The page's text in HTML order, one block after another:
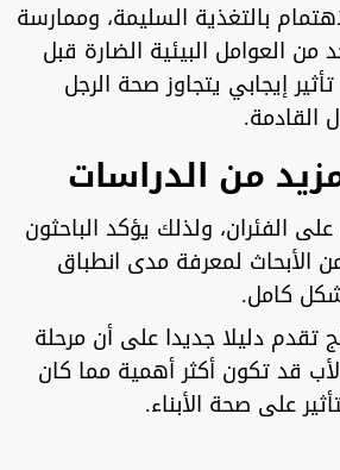
بالتغذية السليمة، وممارسة
من العوامل البيئية الضارة قبل
إيجابي يتجاوز صحة الرجل
القادمة.
من الدراسات
الفئران، ولذلك يؤكد الباحثون
الأبحاث لمعرفة مدى انطباق
كامل.
تقدم دليلا جديدا على أن مرحلة
قد تكون أكثر أهمية مما كان
على صحة الأبناء.